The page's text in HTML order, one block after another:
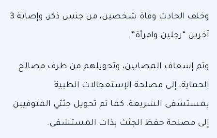
وخلف الحادث وفاة شخصين، من جنس ذكر، وإصابة 3
آخرين “رجلين وامرأة”.
وتم إسعاف المصابين، وتحويلهم من طرف مصالح
الحماية، إلى مصلحة الإستعجالات الطبية
بمستشفى الشريعة. كما تم تحويل جثتي المتوفيين
إلى مصلحة حفظ الجثث بذات المستشفى.